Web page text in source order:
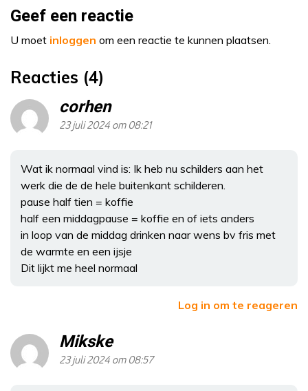
Geef een reactie
U moet inloggen om een reactie te kunnen plaatsen.
Reacties (4)
corhen
23 juli 2024 om 08:21
Wat ik normaal vind is: Ik heb nu schilders aan het
werk die de de hele buitenkant schilderen.
pause half tien = koffie
half een middagpause = koffie en of iets anders
in loop van de middag drinken naar wens bv fris met
de warmte en een ijsje
Dit lijkt me heel normaal
Log in om te reageren
Mikske
23 juli 2024 om 08:57